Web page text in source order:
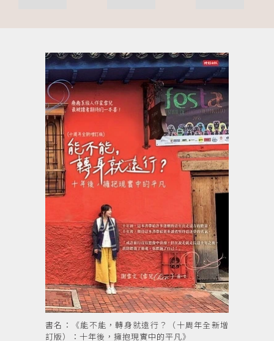
書名：《能不能，轉身就遠行？（十周年全新增
訂版）：十年後，擁抱現實中的平凡》